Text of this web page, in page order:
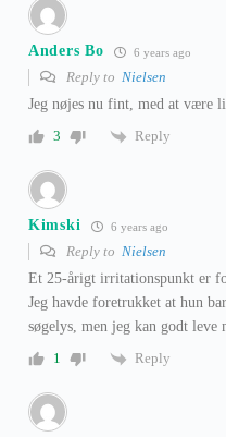
Anders Bo 6 years ago
Reply to Nielsen
Jeg nøjes nu fint, med at være
3
Reply
Kimski 6 years ago
Reply to Nielsen
Et 25-årigt irritationspunkt er
Jeg havde foretrukket at hun
søgelys, men jeg kan godt leve
1
Reply